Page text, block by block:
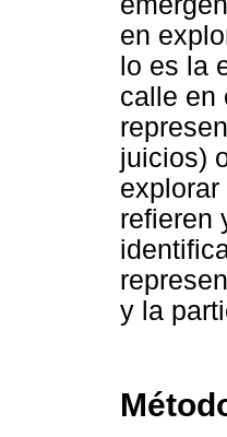
en
lo es la
calle en
juicios)
refieren
y la